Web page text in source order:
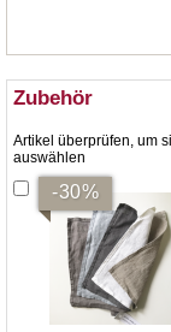
Zubehör
Artikel überprüfen, um
auswählen
-30%